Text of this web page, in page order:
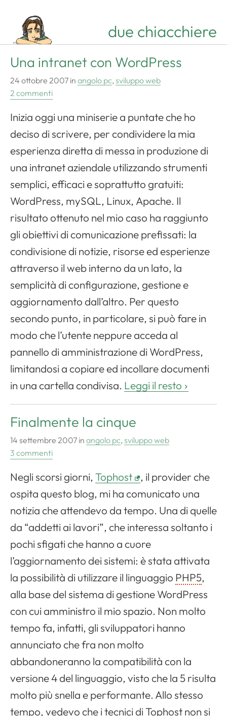
due chiacchiere
Una intranet con WordPress
24 ottobre 2007 in angolo pc, sviluppo web
2 commenti
Inizia oggi una miniserie a puntate che ho
deciso di scrivere, per condividere la mia
esperienza diretta di messa in produzione di
una intranet aziendale utilizzando strumenti
semplici, efficaci e soprattutto gratuiti:
WordPress, mySQL, Linux, Apache. Il
risultato ottenuto nel mio caso ha raggiunto
gli obiettivi di comunicazione prefissati: la
condivisione di notizie, risorse ed esperienze
attraverso il web interno da un lato, la
semplicità di configurazione, gestione e
aggiornamento dall’altro. Per questo
secondo punto, in particolare, si può fare in
modo che l’utente neppure acceda al
pannello di amministrazione di WordPress,
limitandosi a copiare ed incollare documenti
in una cartella condivisa. Leggi il resto
Finalmente la cinque
14 settembre 2007 in angolo pc, sviluppo web
3 commenti
Negli scorsi giorni, Tophost
, il provider che
ospita questo blog, mi ha comunicato una
notizia che attendevo da tempo. Una di quelle
da “addetti ai lavori”, che interessa soltanto i
pochi sfigati che hanno a cuore
l’aggiornamento dei sistemi: è stata attivata
la possibilità di utilizzare il linguaggio PHP5,
alla base del sistema di gestione WordPress
con cui amministro il mio spazio. Non molto
tempo fa, infatti, gli sviluppatori hanno
annunciato che fra non molto
abbandoneranno la compatibilità con la
versione 4 del linguaggio, visto che la 5 risulta
molto più snella e performante. Allo stesso
tempo, vedevo che i tecnici di Tophost non si